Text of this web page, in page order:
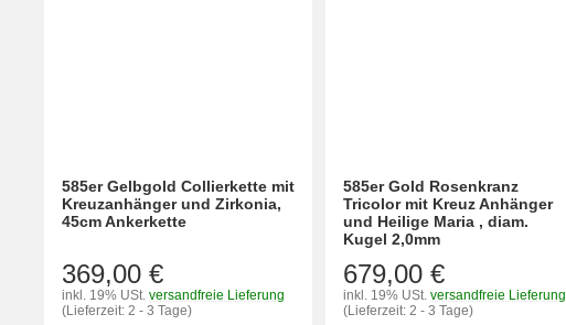
585er Gelbgold Collierkette mit
Kreuzanhänger und Zirkonia,
45cm Ankerkette
369,00 €
inkl. 19% USt. versandfreie Lieferung
(Lieferzeit: 2 - 3 Tage)
585er Gold Rosenkranz
Tricolor mit Kreuz Anhänger
und Heilige Maria , diam.
Kugel 2,0mm
679,00 €
inkl. 19% USt. versandfreie Lieferung
(Lieferzeit: 2 - 3 Tage)